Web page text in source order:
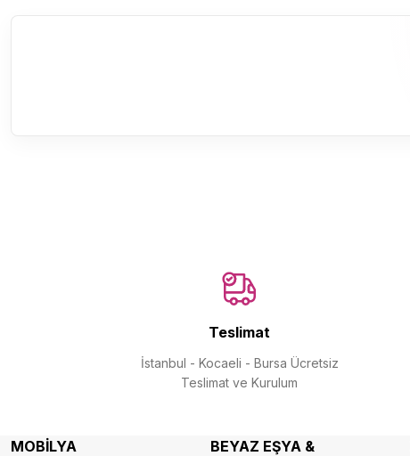
Teslimat
İstanbul - Kocaeli - Bursa Ücretsiz
Teslimat ve Kurulum
MOBİLYA
BEYAZ EŞYA &